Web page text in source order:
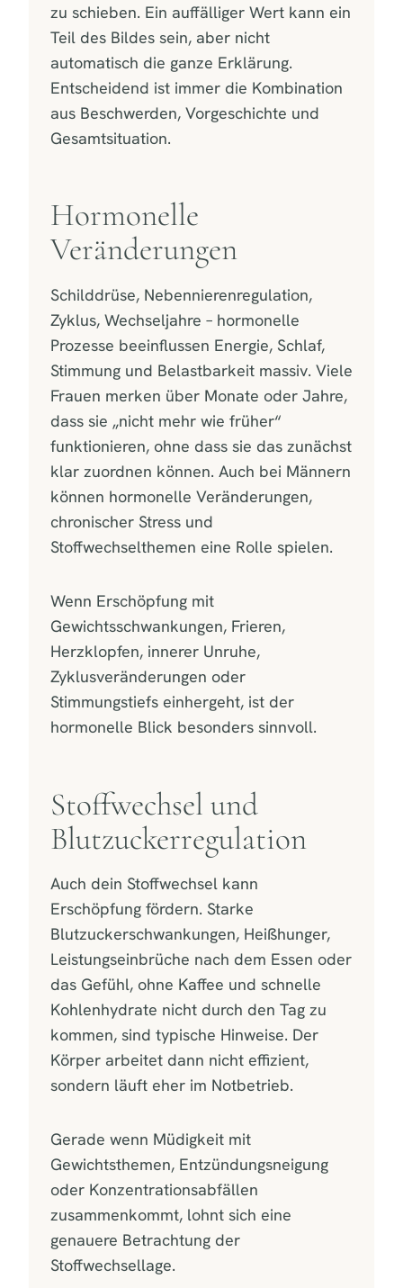
zu schieben. Ein auffälliger Wert kann ein
Teil des Bildes sein, aber nicht
automatisch die ganze Erklärung.
Entscheidend ist immer die Kombination
aus Beschwerden, Vorgeschichte und
Gesamtsituation.
Hormonelle
Veränderungen
Schilddrüse, Nebennierenregulation,
Zyklus, Wechseljahre – hormonelle
Prozesse beeinflussen Energie, Schlaf,
Stimmung und Belastbarkeit massiv. Viele
Frauen merken über Monate oder Jahre,
dass sie „nicht mehr wie früher“
funktionieren, ohne dass sie das zunächst
klar zuordnen können. Auch bei Männern
können hormonelle Veränderungen,
chronischer Stress und
Stoffwechselthemen eine Rolle spielen.
Wenn Erschöpfung mit
Gewichtsschwankungen, Frieren,
Herzklopfen, innerer Unruhe,
Zyklusveränderungen oder
Stimmungstiefs einhergeht, ist der
hormonelle Blick besonders sinnvoll.
Stoffwechsel und
Blutzuckerregulation
Auch dein Stoffwechsel kann
Erschöpfung fördern. Starke
Blutzuckerschwankungen, Heißhunger,
Leistungseinbrüche nach dem Essen oder
das Gefühl, ohne Kaffee und schnelle
Kohlenhydrate nicht durch den Tag zu
kommen, sind typische Hinweise. Der
Körper arbeitet dann nicht effizient,
sondern läuft eher im Notbetrieb.
Gerade wenn Müdigkeit mit
Gewichtsthemen, Entzündungsneigung
oder Konzentrationsabfällen
zusammenkommt, lohnt sich eine
genauere Betrachtung der
Stoffwechsellage.